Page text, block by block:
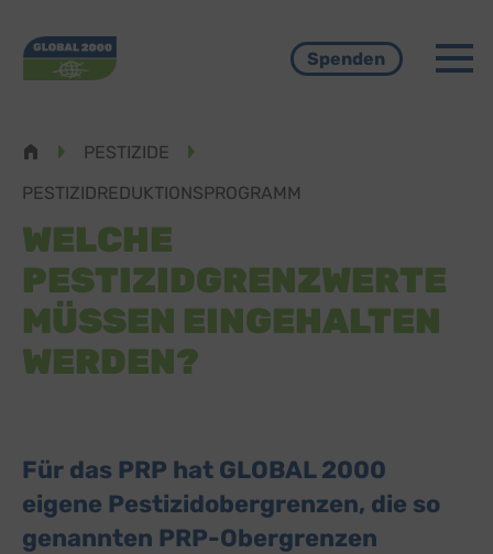
Spenden
PESTIZIDE
PESTIZIDREDUKTIONSPROGRAMM
WELCHE
PESTIZIDGRENZWERTE
MÜSSEN EINGEHALTEN
WERDEN?
Für das PRP hat GLOBAL 2000
eigene Pestizidobergrenzen, die so
genannten PRP-Obergrenzen